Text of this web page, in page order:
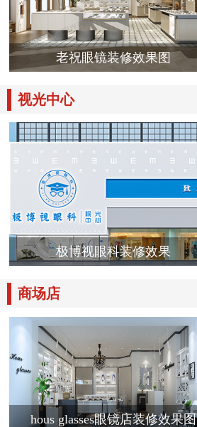
老祝眼镜装修效果图
视光中心
极博视眼科装修效果
商场店
hous glasses眼镜店装修效果图